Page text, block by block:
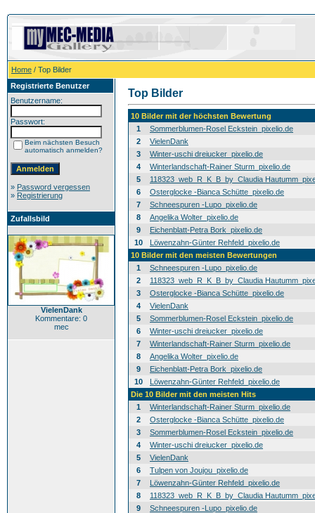
Home / Top Bilder
Registrierte Benutzer
Benutzername:
Passwort:
Beim nächsten Besuch
automatisch anmelden?
» Password vergessen
» Registrierung
Zufallsbild
VielenDank
Kommentare: 0
mec
Top Bilder
10 Bilder mit der höchsten Bewertung
1
Sommerblumen-Rosel Eckstein_pixelio.de
2
VielenDank
3
Winter-uschi dreiucker_pixelio.de
4
Winterlandschaft-Rainer Sturm_pixelio.de
5
118323_web_R_K_B_by_Claudia
6
Osterglocke -Bianca Schütte_pixelio.de
7
Schneespuren -Lupo_pixelio.de
8
Angelika Wolter_pixelio.de
9
Eichenblatt-Petra Bork_pixelio.de
10
Löwenzahn-Günter Rehfeld_pixelio.de
10 Bilder mit den meisten Bewertungen
1
Schneespuren -Lupo_pixelio.de
2
118323_web_R_K_B_by_Claudia
3
Osterglocke -Bianca Schütte_pixelio.de
4
VielenDank
5
Sommerblumen-Rosel Eckstein_pixelio.de
6
Winter-uschi dreiucker_pixelio.de
7
Winterlandschaft-Rainer Sturm_pixelio.de
8
Angelika Wolter_pixelio.de
9
Eichenblatt-Petra Bork_pixelio.de
10
Löwenzahn-Günter Rehfeld_pixelio.de
Die 10 Bilder mit den meisten Hits
1
Winterlandschaft-Rainer Sturm_pixelio.de
2
Osterglocke -Bianca Schütte_pixelio.de
3
Sommerblumen-Rosel Eckstein_pixelio.de
4
Winter-uschi dreiucker_pixelio.de
5
VielenDank
6
Tulpen von Joujou_pixelio.de
7
Löwenzahn-Günter Rehfeld_pixelio.de
8
118323_web_R_K_B_by_Claudia
9
Schneespuren -Lupo_pixelio.de